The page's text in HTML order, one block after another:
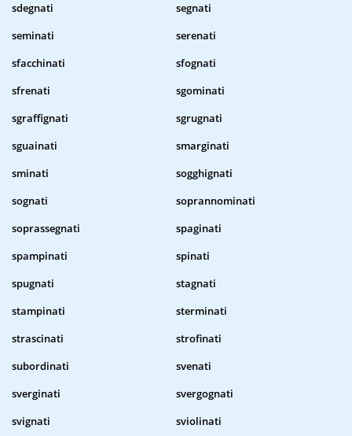
sdegnati
segnati
seminati
serenati
sfacchinati
sfognati
sfrenati
sgominati
sgraffignati
sgrugnati
sguainati
smarginati
sminati
sogghignati
sognati
soprannominati
soprassegnati
spaginati
spampinati
spinati
spugnati
stagnati
stampinati
sterminati
strascinati
strofinati
subordinati
svenati
sverginati
svergognati
svignati
sviolinati